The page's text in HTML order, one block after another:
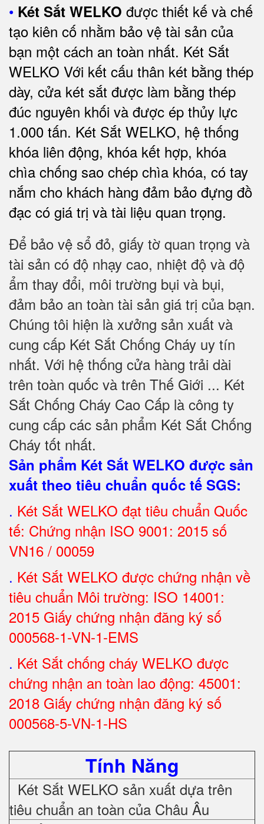
• Két Sắt WELKO được thiết kế và chế
tạo kiên cố nhằm bảo vệ tài sản của
bạn một cách an toàn nhất. Két Sắt
WELKO Với kết cấu thân két bằng thép
dày, cửa két sắt được làm bằng thép
đúc nguyên khối và được ép thủy lực
1.000 tấn. Két Sắt WELKO, hệ thống
khóa liên động, khóa kết hợp, khóa
chìa chống sao chép chìa khóa, có tay
nắm cho khách hàng đảm bảo đựng đồ
đạc có giá trị và tài liệu quan trọng.
Để bảo vệ sổ đỏ, giấy tờ quan trọng và
tài sản có độ nhạy cao, nhiệt độ và độ
ẩm thay đổi, môi trường bụi và bụi,
đảm bảo an toàn tài sản giá trị của bạn.
Chúng tôi hiện là xưởng sản xuất và
cung cấp Két Sắt Chống Cháy uy tín
nhất. Với hệ thống cửa hàng trải dài
trên toàn quốc và trên Thế Giới ... Két
Sắt Chống Cháy Cao Cấp là công ty
cung cấp các sản phẩm Két Sắt Chống
Cháy tốt nhất.
Sản phẩm Két Sắt WELKO được sản
xuất theo tiêu chuẩn quốc tế SGS:
. Két Sắt WELKO đạt tiêu chuẩn Quốc
tế: Chứng nhận ISO 9001: 2015 số
VN16 / 00059
. Két Sắt WELKO được chứng nhận về
tiêu chuẩn Môi trường: ISO 14001:
2015 Giấy chứng nhận đăng ký số
000568-1-VN-1-EMS
. Két Sắt chống cháy WELKO được
chứng nhận an toàn lao động: 45001:
2018 Giấy chứng nhận đăng ký số
000568-5-VN-1-HS
Tính Năng
Két Sắt WELKO sản xuất dựa trên
tiêu chuẩn an toàn của Châu Âu